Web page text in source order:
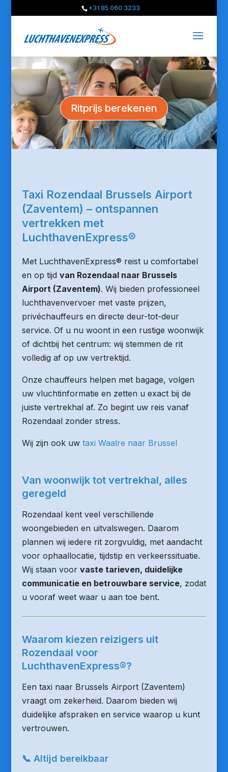
+31 85 060 3233
Ritprijs berekenen
Taxi Rozendaal Brussels Airport
(Zaventem) – ontspannen
vertrekken met
LuchthavenExpress®
Met LuchthavenExpress® reist u comfortabel
en op tijd van Rozendaal naar Brussels
Airport (Zaventem). Wij bieden professioneel
luchthavenvervoer met vaste prijzen,
privéchauffeurs en directe deur-tot-deur
service. Of u nu woont in een rustige woonwijk
of dichtbij het centrum: wij stemmen de rit
volledig af op uw vertrektijd.
Onze chauffeurs helpen met bagage, volgen
uw vluchtinformatie en zetten u exact bij de
juiste vertrekhal af. Zo begint uw reis vanaf
Rozendaal zonder stress.
Wij zijn ook uw taxi Waalre naar Brussel
Van woonwijk tot vertrekhal, alles
geregeld
Rozendaal kent veel verschillende
woongebieden en uitvalswegen. Daarom
plannen wij iedere rit zorgvuldig, met aandacht
voor ophaallocatie, tijdstip en verkeerssituatie.
Wij staan voor vaste tarieven, duidelijke
communicatie en betrouwbare service, zodat
u vooraf weet waar u aan toe bent.
Waarom kiezen reizigers uit
Rozendaal voor
LuchthavenExpress®?
Een taxi naar Brussels Airport (Zaventem)
vraagt om zekerheid. Daarom bieden wij
duidelijke afspraken en service waarop u kunt
vertrouwen.
📞 Altijd bereikbaar